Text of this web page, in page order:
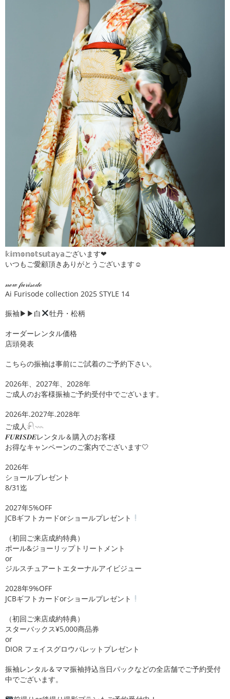
𝕜𝕚𝕞𝕠𝕟𝕠𝕥𝕤𝕦𝕥𝕒𝕪𝕒ございます❤︎
いつもご愛顧頂きありがとうございます☺︎
𝓃ℯ𝓌 𝒻𝓊𝓇𝒾𝓈ℴ𝒹ℯ
Ai Furisode collection 2025 STYLE 14
振袖▶︎▶︎白
牡丹・松柄
オーダーレンタル価格
店頭発表
こちらの振袖は事前にご試着のご予約下さい。
2026年、2027年、2028年
ご成人のお客様振袖ご予約受付中でございます。
2026年.2027年.2028年
ご成人𓍯𓇠
𝑭𝑼𝑹𝑰𝑺𝑫𝑬レンタル＆購入のお客様
お得なキャンペーンのご案内でございます🤍
2026年
ショールプレゼント
8/31迄
2027年5%OFF
JCBギフトカードorショールプレゼント
（初回ご来店成約特典）
ポール&ジョーリップトリートメント
or
ジルスチュアートエターナルアイビジュー
2028年9%OFF
JCBギフトカードorショールプレゼント
（初回ご来店成約特典）
スターバックス¥5,000商品券
or
DIOR フェイスグロウパレットプレゼント
振袖レンタル＆ママ振袖持込当日パックなどの全店舗でご予約受付
中でございます。